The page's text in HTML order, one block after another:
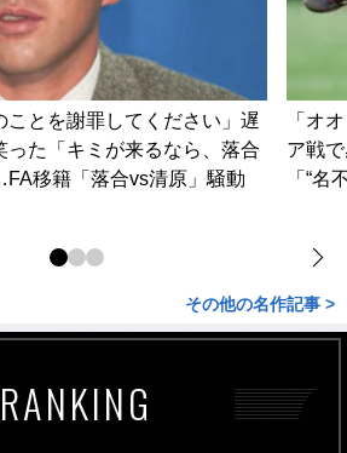
ことを謝罪してください」遅
った「キミが来るなら、落合
移籍「落合vs清原」騒動
「オ
ア戦
「“
その他の名作記事 >
RANKING